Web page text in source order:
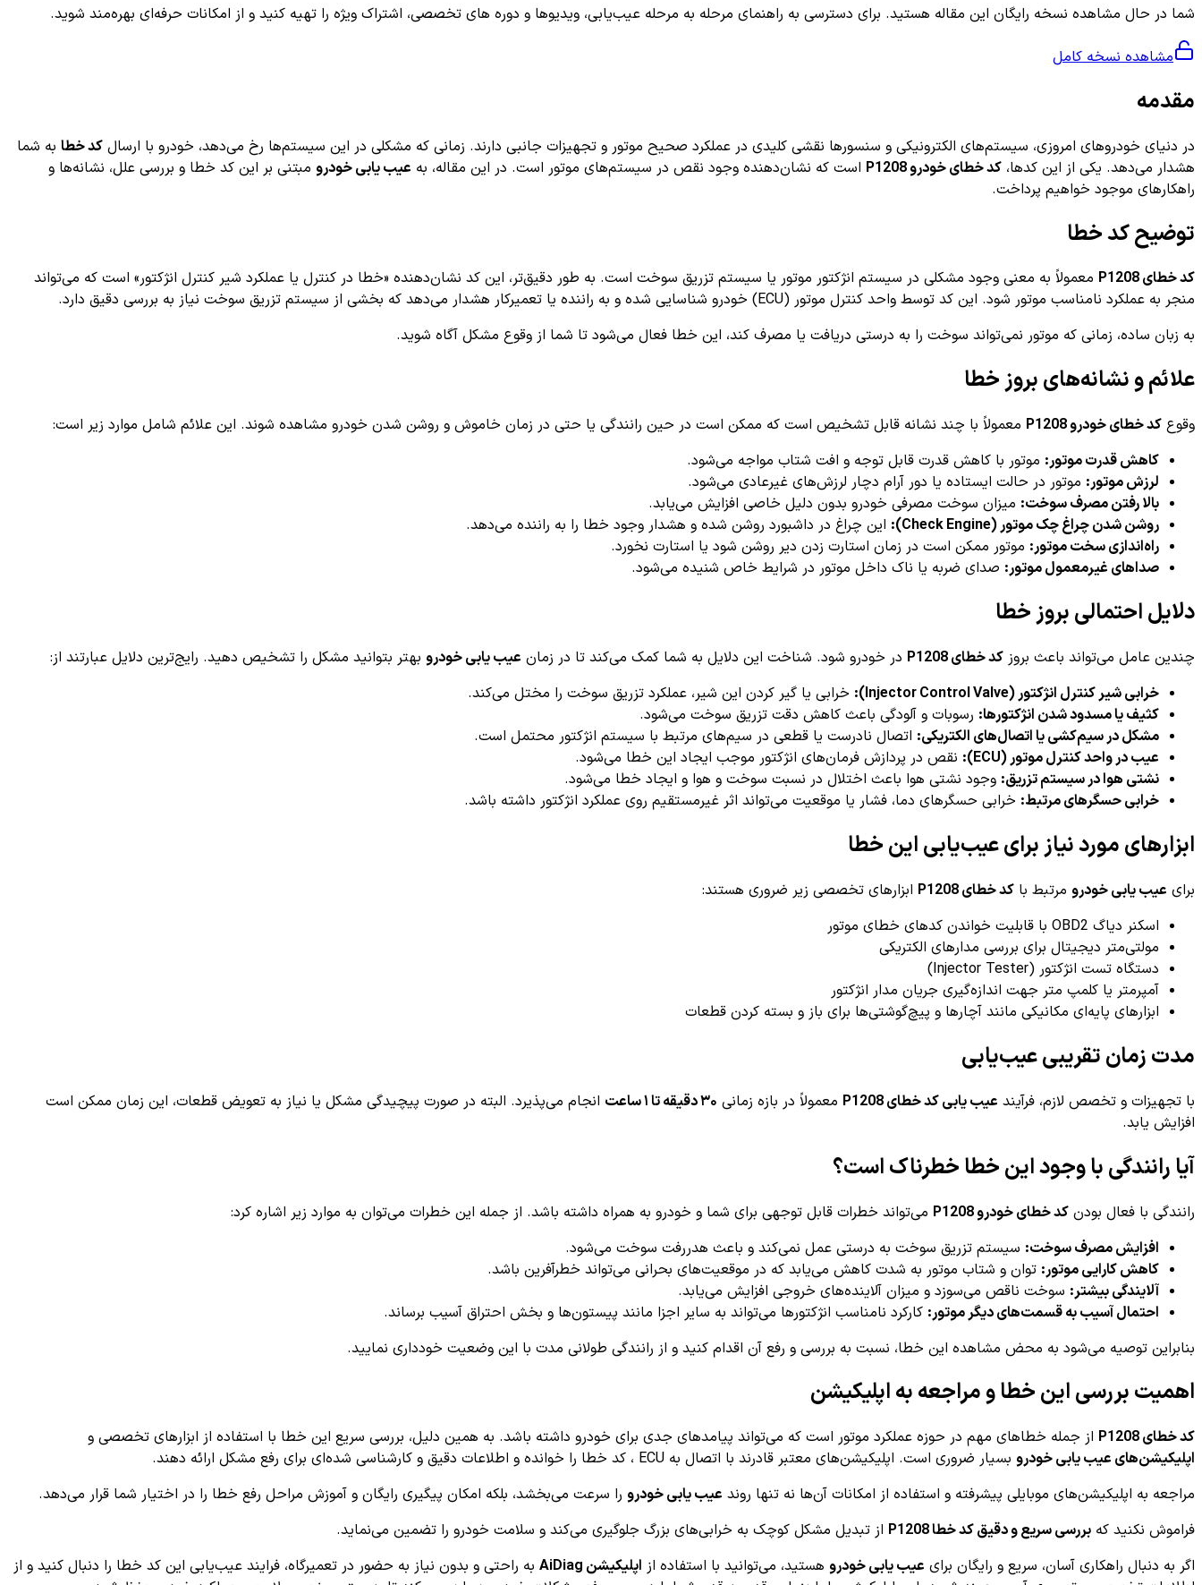
شما در حال مشاهده نسخه رایگان این مقاله هستید. برای دسترسی به راهنمای مرحله به مرحله عیب‌یابی، ویدیوها و دوره های تخصصی، اشتراک ویژه را تهیه کنید و از امکانات حرفه‌ای بهره‌مند شوید.
مشاهده نسخه کامل
مقدمه
در دنیای خودروهای امروزی، سیستم‌های الکترونیکی و سنسورها نقشی کلیدی در عملکرد صحیح موتور و تجهیزات جانبی دارند. زمانی که مشکلی در این سیستم‌ها رخ می‌دهد، خودرو با ارسال کد خطا به شما
هشدار می‌دهد. یکی از این کدها، کد خطای خودرو P1208 است که نشان‌دهنده وجود نقص در سیستم‌های موتور است. در این مقاله، به عیب یابی خودرو مبتنی بر این کد خطا و بررسی علل، نشانه‌ها و
راهکارهای موجود خواهیم پرداخت.
توضیح کد خطا
کد خطای P1208
معمولاً به معنی وجود مشکلی در سیستم انژکتور موتور یا سیستم تزریق سوخت است. به طور دقیق‌تر، این کد نشان‌دهنده «خطا در کنترل یا عملکرد شیر کنترل انژکتور» است که می‌تواند
منجر به عملکرد نامناسب موتور شود. این کد توسط واحد کنترل موتور (ECU) خودرو شناسایی شده و به راننده یا تعمیرکار هشدار می‌دهد که بخشی از سیستم تزریق سوخت نیاز به بررسی دقیق دارد.
به زبان ساده، زمانی که موتور نمی‌تواند سوخت را به درستی دریافت یا مصرف کند، این خطا فعال می‌شود تا شما از وقوع مشکل آگاه شوید.
علائم و نشانه‌های بروز خطا
وقوع کد خطای خودرو P1208
معمولاً با چند نشانه قابل تشخیص است که ممکن است در حین رانندگی یا حتی در زمان خاموش و روشن شدن خودرو مشاهده شوند. این علائم شامل موارد زیر است:
کاهش قدرت موتور: موتور با کاهش قدرت قابل توجه و افت شتاب مواجه می‌شود.
لرزش موتور: موتور در حالت ایستاده یا دور آرام دچار لرزش‌های غیرعادی می‌شود.
بالا رفتن مصرف سوخت: میزان سوخت مصرفی خودرو بدون دلیل خاصی افزایش می‌یابد.
روشن شدن چراغ چک موتور (Check Engine):
این چراغ در داشبورد روشن شده و هشدار وجود خطا را به راننده می‌دهد.
راه‌اندازی سخت موتور: موتور ممکن است در زمان استارت زدن دیر روشن شود یا استارت نخورد.
صداهای غیرمعمول موتور: صدای ضربه یا ناک داخل موتور در شرایط خاص شنیده می‌شود.
دلایل احتمالی بروز خطا
چندین عامل می‌تواند باعث بروز کد خطای P1208 در خودرو شود. شناخت این دلایل به شما کمک می‌کند تا در زمان عیب یابی خودرو بهتر بتوانید مشکل را تشخیص دهید. رایج‌ترین دلایل عبارتند از:
خرابی شیر کنترل انژکتور (Injector Control Valve):
خرابی یا گیر کردن این شیر، عملکرد تزریق سوخت را مختل می‌کند.
کثیف یا مسدود شدن انژکتورها: رسوبات و آلودگی باعث کاهش دقت تزریق سوخت می‌شود.
مشکل در سیم‌کشی یا اتصال‌های الکتریکی: اتصال نادرست یا قطعی در سیم‌های مرتبط با سیستم انژکتور محتمل است.
عیب در واحد کنترل موتور (ECU):
نقص در پردازش فرمان‌های انژکتور موجب ایجاد این خطا می‌شود.
نشتی هوا در سیستم تزریق: وجود نشتی هوا باعث اختلال در نسبت سوخت و هوا و ایجاد خطا می‌شود.
خرابی حسگرهای مرتبط: خرابی حسگرهای دما، فشار یا موقعیت می‌تواند اثر غیرمستقیم روی عملکرد انژکتور داشته باشد.
ابزارهای مورد نیاز برای عیب‌یابی این خطا
برای عیب یابی خودرو مرتبط با کد خطای P1208
ابزارهای تخصصی زیر ضروری هستند:
اسکنر دیاگ OBD2 با قابلیت خواندن کدهای خطای موتور
مولتی‌متر دیجیتال برای بررسی مدارهای الکتریکی
دستگاه تست انژکتور (Injector Tester)
آمپرمتر یا کلمپ متر جهت اندازه‌گیری جریان مدار انژکتور
ابزارهای پایه‌ای مکانیکی مانند آچارها و پیچ‌گوشتی‌ها برای باز و بسته کردن قطعات
مدت زمان تقریبی عیب‌یابی
با تجهیزات و تخصص لازم، فرآیند عیب یابی کد خطای P1208 معمولاً در بازه زمانی ۳۰ دقیقه تا ۱ ساعت
انجام می‌پذیرد. البته در صورت پیچیدگی مشکل یا نیاز به تعویض قطعات، این زمان ممکن است
افزایش یابد.
آیا رانندگی با وجود این خطا خطرناک است؟
رانندگی با فعال بودن کد خطای خودرو P1208
می‌تواند خطرات قابل توجهی برای شما و خودرو به همراه داشته باشد. از جمله این خطرات می‌توان به موارد زیر اشاره کرد:
افزایش مصرف سوخت: سیستم تزریق سوخت به درستی عمل نمی‌کند و باعث هدررفت سوخت می‌شود.
کاهش کارایی موتور: توان و شتاب موتور به شدت کاهش می‌یابد که در موقعیت‌های بحرانی می‌تواند خطرآفرین باشد.
آلایندگی بیشتر: سوخت ناقص می‌سوزد و میزان آلاینده‌های خروجی افزایش می‌یابد.
احتمال آسیب به قسمت‌های دیگر موتور: کارکرد نامناسب انژکتورها می‌تواند به سایر اجزا مانند پیستون‌ها و بخش احتراق آسیب برساند.
بنابراین توصیه می‌شود به محض مشاهده این خطا، نسبت به بررسی و رفع آن اقدام کنید و از رانندگی طولانی مدت با این وضعیت خودداری نمایید.
اهمیت بررسی این خطا و مراجعه به اپلیکیشن
کد خطای P1208
از جمله خطاهای مهم در حوزه عملکرد موتور است که می‌تواند پیامدهای جدی برای خودرو داشته باشد. به همین دلیل، بررسی سریع این خطا با استفاده از ابزارهای تخصصی و
اپلیکیشن‌های عیب یابی خودرو بسیار ضروری است. اپلیکیشن‌های معتبر قادرند با اتصال به ECU ، کد خطا را خوانده و اطلاعات دقیق و کارشناسی شده‌ای برای رفع مشکل ارائه دهند.
مراجعه به اپلیکیشن‌های موبایلی پیشرفته و استفاده از امکانات آن‌ها نه تنها روند عیب یابی خودرو را سرعت می‌بخشد، بلکه امکان پیگیری رایگان و آموزش مراحل رفع خطا را در اختیار شما قرار می‌دهد.
فراموش نکنید که بررسی سریع و دقیق کد خطا P1208
از تبدیل مشکل کوچک به خرابی‌های بزرگ جلوگیری می‌کند و سلامت خودرو را تضمین می‌نماید.
اگر به دنبال راهکاری آسان، سریع و رایگان برای عیب یابی خودرو هستید، می‌توانید با استفاده از اپلیکیشن AiDiag
به راحتی و بدون نیاز به حضور در تعمیرگاه، فرایند عیب‌یابی این کد خطا را دنبال کنید و از